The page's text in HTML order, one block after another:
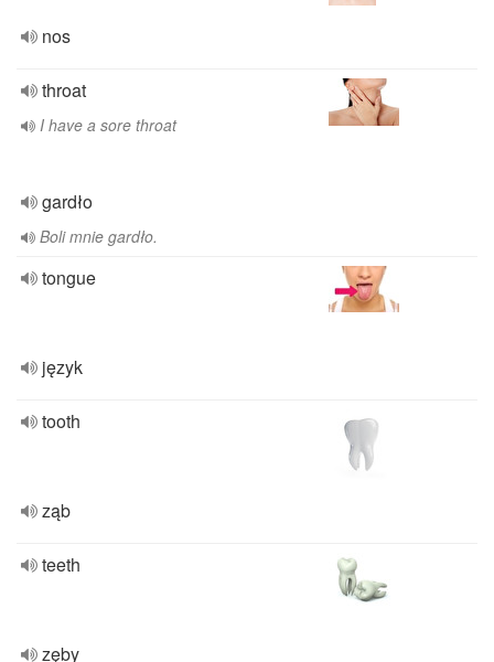
nos
throat
I have a sore throat
gardło
Boli mnie gardło.
tongue
język
tooth
ząb
teeth
zęby